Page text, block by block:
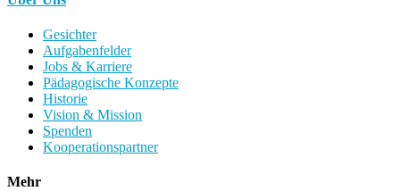
Gesichter
Aufgabenfelder
Jobs & Karriere
Pädagogische Konzepte
Historie
Vision & Mission
Spenden
Kooperationspartner
Mehr